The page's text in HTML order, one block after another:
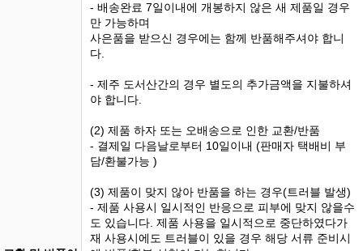
- 배송완료 7일이내에 개봉하지 않은 새 제품일 경우
만 가능하며
사은품을 받으신 경우에는 함께 반품해주셔야 합니
다.
- 제주 도서산간의 경우 별도의 추가금액을 지불하셔
야 합니다.
(2) 제품 하자 또는 오배송으로 인한 교환/반품
- 결제일 다음날로부터 10일이내 (판매자 택배비 부
담/환불가능 )
(3) 제품이 맞지 않아 반품을 하는 경우(트러블 발생)
- 제품 사용시 일시적인 반응으로 피부에 맞지 않을수
도 있습니다. 제품 사용을 일시적으로 중단하였다가
재 사용시에도 트러블이 있을 경우 해당 서류 준비시